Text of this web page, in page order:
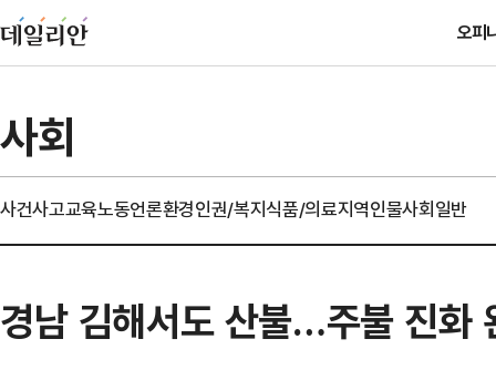
오피
사회
사건사고교육노동언론환경인권/복지식품/의료지역인물사회일반
경남 김해서도 산불…주불 진화